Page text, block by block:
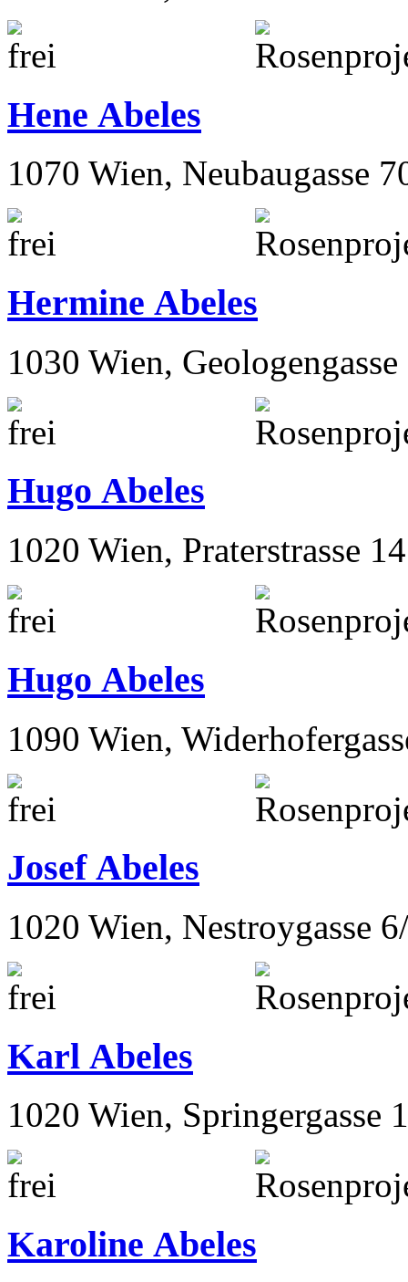
Hene Abeles
1070 Wien, Neubaugasse
Hermine Abeles
1030 Wien,
Hugo Abeles
1020 Wien, Praterstrasse 14
Hugo Abeles
1090 Wien,
Josef Abeles
1020 Wien, Nestroygasse
Karl Abeles
1020 Wien, Springergasse
Karoline Abeles